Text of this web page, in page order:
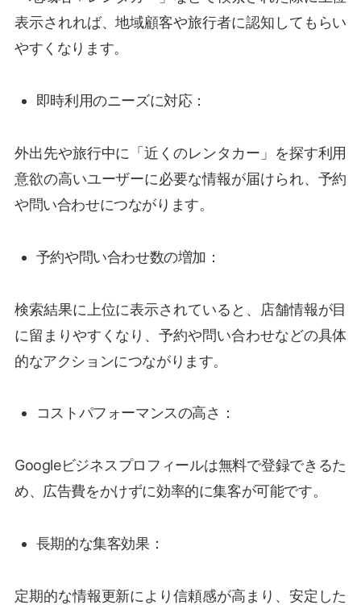
表示されれば、地域顧客や旅行者に認知してもらい
やすくなります。
即時利用のニーズに対応：
外出先や旅行中に「近くのレンタカー」を探す利用
意欲の高いユーザーに必要な情報が届けられ、予約
や問い合わせにつながります。
予約や問い合わせ数の増加：
検索結果に上位に表示されていると、店舗情報が目
に留まりやすくなり、予約や問い合わせなどの具体
的なアクションにつながります。
コストパフォーマンスの高さ：
Googleビジネスプロフィールは無料で登録できるた
め、広告費をかけずに効率的に集客が可能です。
長期的な集客効果：
定期的な情報更新により信頼感が高まり、安定した